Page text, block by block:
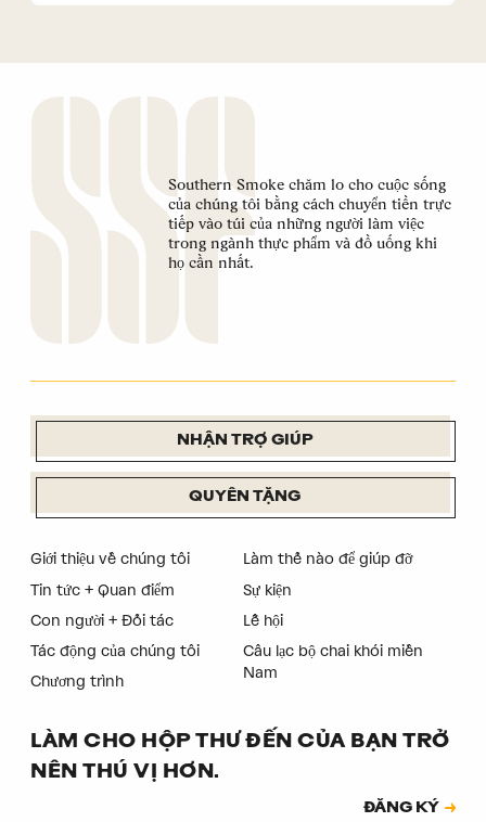
Southern Smoke chăm lo cho cuộc sống
của chúng tôi bằng cách chuyển tiền trực
tiếp vào túi của những người làm việc
trong ngành thực phẩm và đồ uống khi
họ cần nhất.
NHẬN TRỢ GIÚP
QUYÊN TẶNG
Giới thiệu về chúng tôi
Tin tức + Quan điểm
Con người + Đối tác
Tác động của chúng tôi
Chương trình
Làm thế nào để giúp đỡ
Sự kiện
Lễ hội
Câu lạc bộ chai khói miền
Nam
LÀM CHO HỘP THƯ ĐẾN CỦA BẠN TRỞ
NÊN THÚ VỊ HƠN.
ĐĂNG KÝ